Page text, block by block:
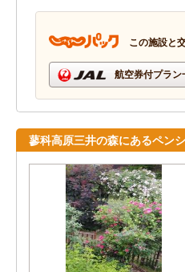
この施設と
航空券付プラン
蓼科高原三井の森にあるペン